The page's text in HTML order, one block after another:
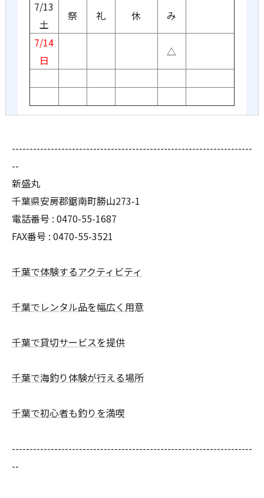
7/13
土
祭 礼 休
み
7/14
日
△
--------------------------------------------------------------------
--
新盛丸
千葉県安房郡鋸南町勝山273-1
電話番号 : 0470-55-1687
FAX番号 : 0470-55-3521
千葉で体験するアクティビティ
千葉でレンタル品を幅広く用意
千葉で貸切サービスを提供
千葉で海釣り体験が行える場所
千葉で初心者も釣りを満喫
--------------------------------------------------------------------
--